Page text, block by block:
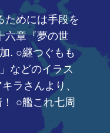
ためには手段を
六章『夢の世
. ○継つぐもも
などのイラス
ラさんより、
○艦これ七周